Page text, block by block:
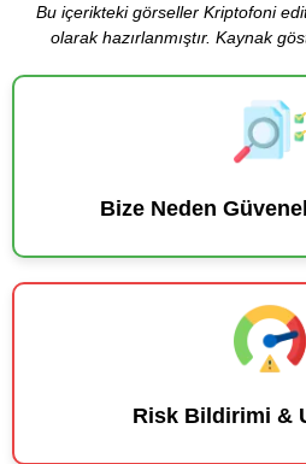
Bu içerikteki görseller Kriptofoni
olarak hazırlanmıştır. Kaynak
Bize Neden
Risk Bildirimi &